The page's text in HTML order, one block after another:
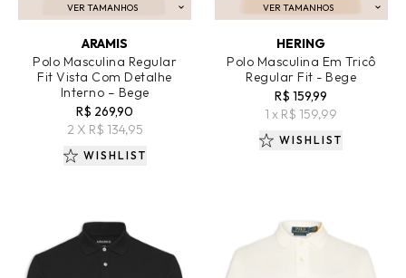
VER TAMANHOS
ADICIONAR AO CARRINHO
ARAMIS
Polo Masculina Regular
Fit Vista Com Detalhe
Interno – Bege
R$ 269,90
2 X R$ 134,95
WISHLIST
VER TAMANHOS
ADICIONAR AO CARRINHO
HERING
Polo Masculina Em Tricô
Regular Fit - Bege
R$ 159,99
1 x R$ 159,99
WISHLIST